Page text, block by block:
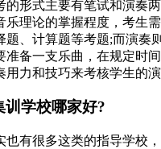
的形式主要有笔试和演奏
乐理论的掌握程度，考生
题、计算题等考题;而演奏
准备一支乐曲，在规定时
用力和技巧来考核学生的演
训学校哪家好?
也有很多这类的指导学校